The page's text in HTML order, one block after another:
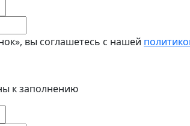
вы соглашетесь с нашей
к заполнению